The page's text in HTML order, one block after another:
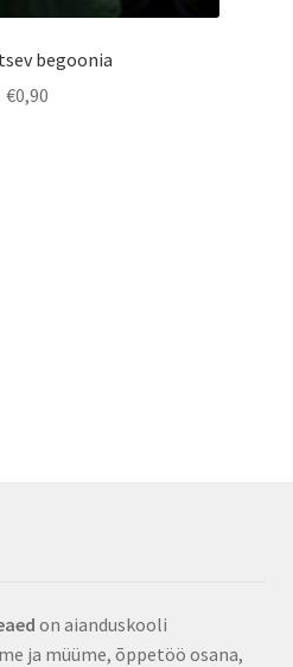
begoonia
€0,90
on aianduskooli
ja müüme, õppetöö osana,